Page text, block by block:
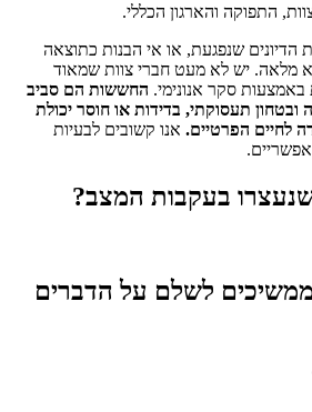
התפוקה והארגון הכללי.
הדיונים שנפגעת, או אי הבנות כתוצאה
מלאה. יש לא מעט חברי צוות שמאוד
סקר אנונימי. החששות הם סביב
תעסוקתי, בדידות או חוסר יכולת
לחיים הפרטיים. אנו קשובים לבעיות
בעקבות המצב?
לשלם על הדברים